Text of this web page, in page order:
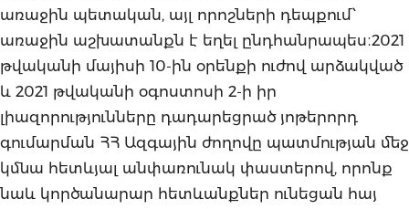
առաջին պետական, այլ որոշների դեպքում՝
առաջին աշխատանքն է եղել ընդհանրապես։2021
թվականի մայիսի 10-ին օրենքի ուժով արձակված
և 2021 թվականի օգոստոսի 2-ի իր
լիազորությունները դադարեցրած յոթերորդ
գումարման ՀՀ Ազգային ժողովը պատմության մեջ
կմնա հետևյալ անփառունակ փաստերով, որոնք
նաև կործանարար հետևանքներ ունեցան հայ